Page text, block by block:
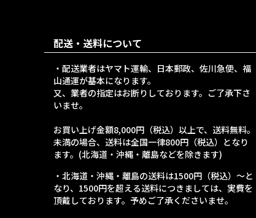
配送・送料について
・配送業者はヤマト運輸、日本郵政、佐川急便、福
山通運が基本になります。
又、業者の指定はお断りしております。ご了承下さ
いませ。
お買い上げ金額8,000円（税込）以上で、送料無料。
未満の場合、送料は全国一律800円（税込）となり
ます。(北海道・沖縄・離島などを除きます)
・北海道・沖縄・離島の送料は1500円（税込）～と
なり、1500円を超える送料につきましては、実費を
頂戴しております。予めご了承くださいませ。